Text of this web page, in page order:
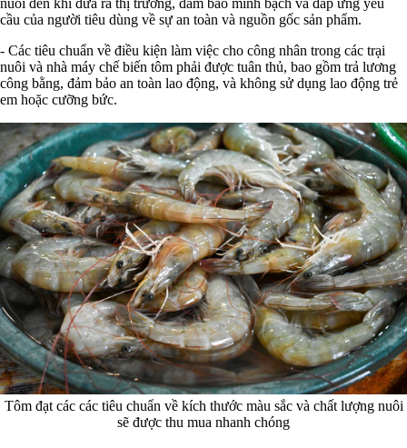
nuôi đến khi đưa ra thị trường, đảm bảo minh bạch và đáp ứng yêu
cầu của người tiêu dùng về sự an toàn và nguồn gốc sản phẩm.
- Các tiêu chuẩn về điều kiện làm việc cho công nhân trong các trại
nuôi và nhà máy chế biến tôm phải được tuân thủ, bao gồm trả lương
công bằng, đảm bảo an toàn lao động, và không sử dụng lao động trẻ
em hoặc cưỡng bức.
Tôm đạt các các tiêu chuẩn về kích thước màu sắc và chất lượng nuôi
sẽ được thu mua nhanh chóng